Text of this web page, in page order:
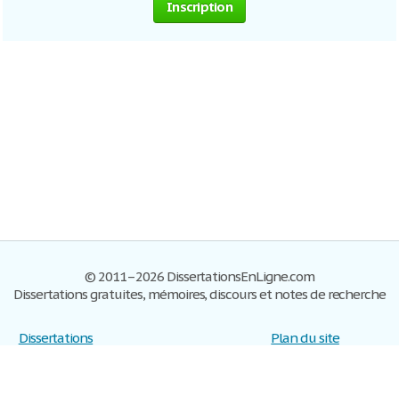
Inscription
© 2011–2026 DissertationsEnLigne.com
Dissertations gratuites, mémoires, discours et notes de recherche
Dissertations
Plan du site